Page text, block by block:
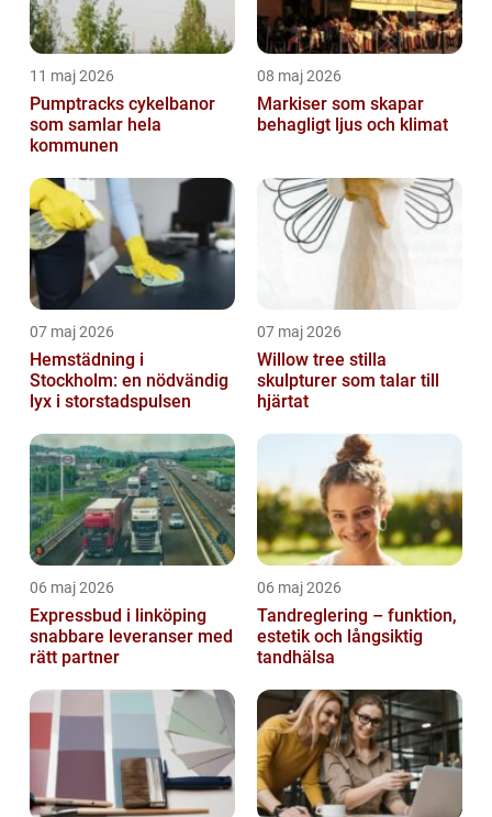
11 maj 2026
Pumptracks cykelbanor
som samlar hela
kommunen
08 maj 2026
Markiser som skapar
behagligt ljus och klimat
07 maj 2026
Hemstädning i
Stockholm: en nödvändig
lyx i storstadspulsen
07 maj 2026
Willow tree stilla
skulpturer som talar till
hjärtat
06 maj 2026
Expressbud i linköping
snabbare leveranser med
rätt partner
06 maj 2026
Tandreglering – funktion,
estetik och långsiktig
tandhälsa